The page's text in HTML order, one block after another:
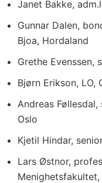
Janet Bakke,
Gunnar Dalen,
Bjoa, Hordaland
Grethe Evenssen,
Bjørn Erikson, LO,
Andreas
Oslo
Kjetil Hindar,
Lars Østnor,
Menighetsfakultet,